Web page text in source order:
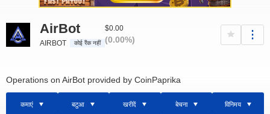
AirBot
AIRBOT कोई रैंक नहीं
$0.00
(0.00%)
Operations on AirBot provided by CoinPaprika
कमाएं बटुआ खरीदें बेचना विनिमय